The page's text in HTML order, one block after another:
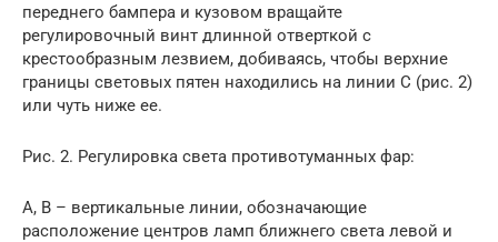
переднего бампера и кузовом вращайте
регулировочный винт длинной отверткой с
крестообразным лезвием, добиваясь, чтобы верхние
границы световых пятен находились на линии С (рис. 2)
или чуть ниже ее.
Рис. 2. Регулировка света противотуманных фар:
A, B – вертикальные линии, обозначающие
расположение центров ламп ближнего света левой и